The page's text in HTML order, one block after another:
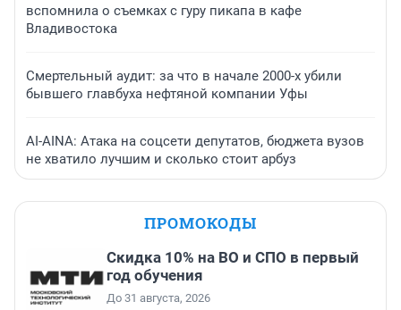
вспомнила о съемках с гуру пикапа в кафе
Владивостока
Смертельный аудит: за что в начале 2000-х убили
бывшего главбуха нефтяной компании Уфы
AI-AINA: Атака на соцсети депутатов, бюджета вузов
не хватило лучшим и сколько стоит арбуз
ПРОМОКОДЫ
Скидка 10% на ВО и СПО в первый
год обучения
До 31 августа, 2026